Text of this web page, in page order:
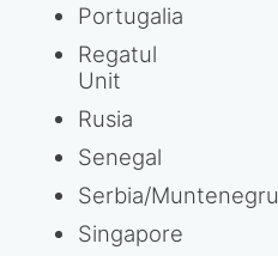
Portugalia
Regatul
Unit
Rusia
Senegal
Serbia/Muntenegru
Singapore